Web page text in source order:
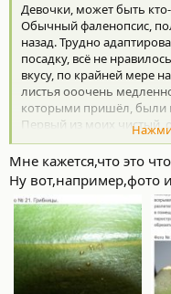
Девочки, может быть
Обычный фаленопсис,
назад. Трудно
посадку, всё не
вкусу, по крайней мере
листья ооочень
которыми пришёл, были
Первый из моих чистый,
проявлениями. В
может быть кто-нибудь
тыльной стороны
с верхней стороны
Посмотреть вложение
Посмотреть вложение
Посмотреть вложение
Посмотреть вложение
Мне кажется,что это
Ну вот,например,фото